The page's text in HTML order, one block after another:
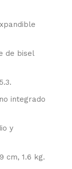
de bisel
integrado
y
cm, 1.6 kg.